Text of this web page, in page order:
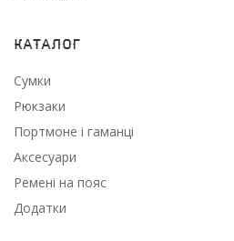
Каталог
Сумки
Рюкзаки
Портмоне і гаманці
Аксесуари
Ремені на пояс
Додатки